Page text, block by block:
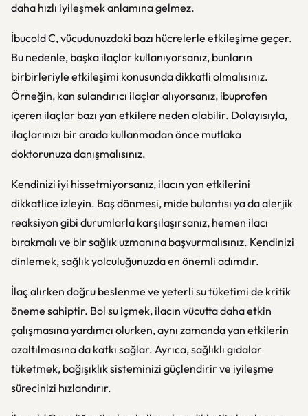
daha hızlı iyileşmek anlamına gelmez.
İbucold C, vücudunuzdaki bazı hücrelerle etkileşime geçer.
Bu nedenle, başka ilaçlar kullanıyorsanız, bunların
birbirleriyle etkileşimi konusunda dikkatli olmalısınız.
Örneğin, kan sulandırıcı ilaçlar alıyorsanız, ibuprofen
içeren ilaçlar bazı yan etkilere neden olabilir. Dolayısıyla,
ilaçlarınızı bir arada kullanmadan önce mutlaka
doktorunuza danışmalısınız.
Kendinizi iyi hissetmiyorsanız, ilacın yan etkilerini
dikkatlice izleyin. Baş dönmesi, mide bulantısı ya da alerjik
reaksiyon gibi durumlarla karşılaşırsanız, hemen ilacı
bırakmalı ve bir sağlık uzmanına başvurmalısınız. Kendinizi
dinlemek, sağlık yolculuğunuzda en önemli adımdır.
İlaç alırken doğru beslenme ve yeterli su tüketimi de kritik
öneme sahiptir. Bol su içmek, ilacın vücutta daha etkin
çalışmasına yardımcı olurken, aynı zamanda yan etkilerin
azaltılmasına da katkı sağlar. Ayrıca, sağlıklı gıdalar
tüketmek, bağışıklık sisteminizi güçlendirir ve iyileşme
sürecinizi hızlandırır.